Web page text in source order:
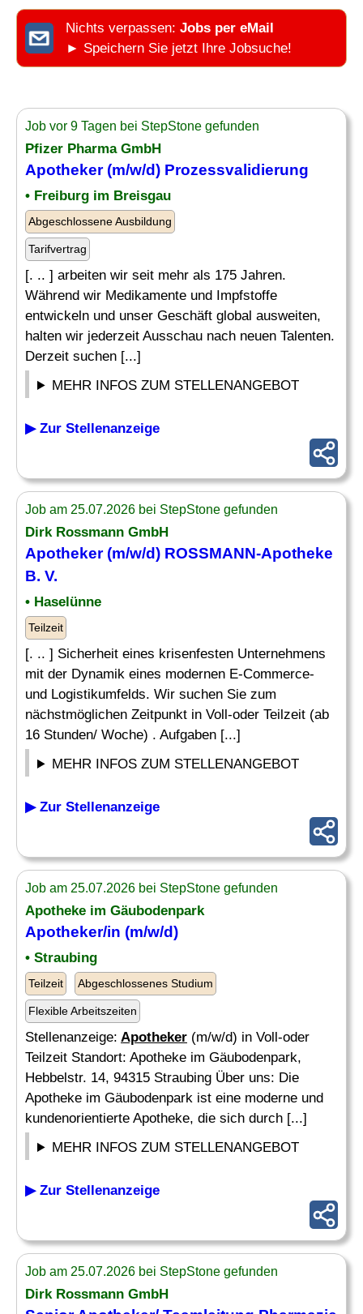
Nichts verpassen: Jobs per eMail
► Speichern Sie jetzt Ihre Jobsuche!
Job vor 9 Tagen bei StepStone gefunden
Pfizer Pharma GmbH
Apotheker(m/w/d) Prozessvalidierung
• Freiburg im Breisgau
Abgeschlossene Ausbildung
Tarifvertrag
[. .. ] arbeiten wir seit mehr als 175 Jahren.
Während wir Medikamente und Impfstoffe
entwickeln und unser Geschäft global ausweiten,
halten wir jederzeit Ausschau nach neuen Talenten.
Derzeit suchen [...]
MEHR INFOS ZUM STELLENANGEBOT
▶ Zur Stellenanzeige
Job am 25.07.2026 bei StepStone gefunden
Dirk Rossmann GmbH
Apotheker(m/w/d) ROSSMANN-Apotheke
B. V.
• Haselünne
Teilzeit
[. .. ] Sicherheit eines krisenfesten Unternehmens
mit der Dynamik eines modernen E-Commerce-
und Logistikumfelds. Wir suchen Sie zum
nächstmöglichen Zeitpunkt in Voll-oder Teilzeit (ab
16 Stunden/ Woche) . Aufgaben [...]
MEHR INFOS ZUM STELLENANGEBOT
▶ Zur Stellenanzeige
Job am 25.07.2026 bei StepStone gefunden
Apotheke im Gäubodenpark
Apotheker/in (m/w/d)
• Straubing
Teilzeit Abgeschlossenes Studium
Flexible Arbeitszeiten
Stellenanzeige: Apotheker (m/w/d) in Voll-oder
Teilzeit Standort: Apotheke im Gäubodenpark,
Hebbelstr. 14, 94315 Straubing Über uns: Die
Apotheke im Gäubodenpark ist eine moderne und
kundenorientierte Apotheke, die sich durch [...]
MEHR INFOS ZUM STELLENANGEBOT
▶ Zur Stellenanzeige
Job am 25.07.2026 bei StepStone gefunden
Dirk Rossmann GmbH